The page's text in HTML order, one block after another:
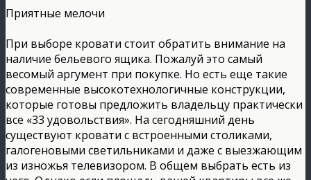
Приятные мелочи
При выборе кровати стоит обратить внимание на
наличие бельевого ящика. Пожалуй это самый
весомый аргумент при покупке. Но есть еще такие
современные высокотехнологичные конструкции,
которые готовы предложить владельцу практически
все «33 удовольствия». На сегодняшний день
существуют кровати с встроенными столиками,
галогеновыми светильниками и даже с выезжающим
из изножья телевизором. В общем выбрать есть из